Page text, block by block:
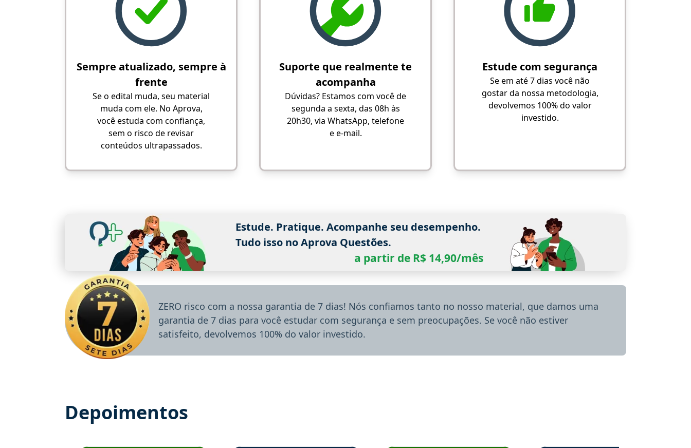
Sempre atualizado, sempre à
frente
Se o edital muda, seu material
muda com ele. No Aprova,
você estuda com confiança,
sem o risco de revisar
conteúdos ultrapassados.
Suporte que realmente te
acompanha
Dúvidas? Estamos com você de
segunda a sexta, das 08h às
20h30, via WhatsApp, telefone
e e-mail.
Estude com segurança
Se em até 7 dias você não
gostar da nossa metodologia,
devolvemos 100% do valor
investido.
Estude. Pratique. Acompanhe seu desempenho.
Tudo isso no Aprova Questões.
a partir de R$ 14,90/mês
ZERO risco com a nossa garantia de 7 dias! Nós confiamos tanto no nosso material, que damos uma
garantia de 7 dias para você estudar com segurança e sem preocupações. Se você não estiver
satisfeito, devolvemos 100% do valor investido.
Depoimentos